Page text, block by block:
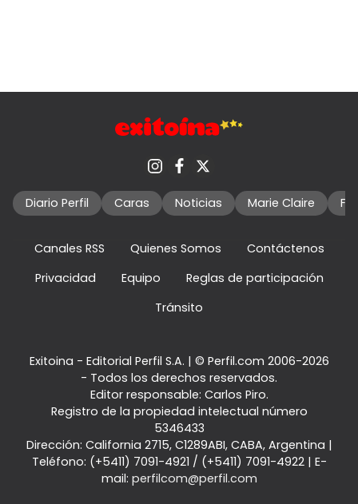
Diario Perfil Caras Noticias Marie Claire
Canales RSS Quienes Somos
Contáctenos
Privacidad
Equipo
Reglas de participación
Tránsito
Exitoina - Editorial Perfil S.A. | © Perfil.com 2006-2026
- Todos los derechos reservados.
Editor responsable: Carlos Piro.
Registro de la propiedad intelectual número
5346433
Dirección: California 2715, C1289ABI, CABA, Argentina |
Teléfono: (+5411) 7091-4921 / (+5411) 7091-4922| E-
mail: perfilcom@perfil.com